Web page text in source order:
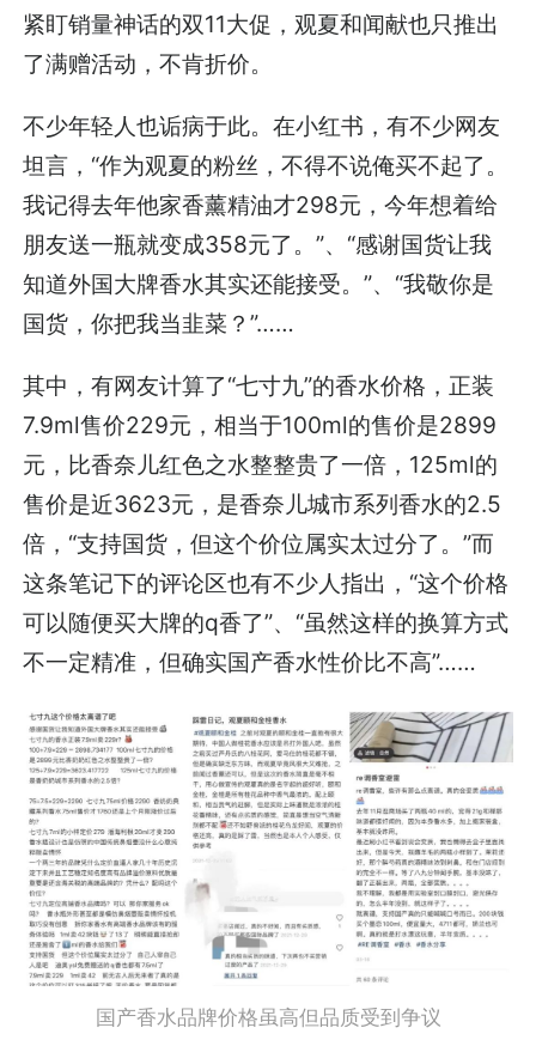
紧盯销量神话的双11大促，观夏和闻献也只推出
了满赠活动，不肯折价。
不少年轻人也诟病于此。在小红书，有不少网友
坦言，“作为观夏的粉丝，不得不说俺买不起了。
我记得去年他家香薰精油才298元，今年想着给
朋友送一瓶就变成358元了。”、“感谢国货让我
知道外国大牌香水其实还能接受。”、“我敬你是
国货，你把我当韭菜？”……
其中，有网友计算了“七寸九”的香水价格，正装
7.9ml售价229元，相当于100ml的售价是2899
元，比香奈儿红色之水整整贵了一倍，125ml的
售价是近3623元，是香奈儿城市系列香水的2.5
倍，“支持国货，但这个价位属实太过分了。”而
这条笔记下的评论区也有不少人指出，“这个价格
可以随便买大牌的q香了”、“虽然这样的换算方式
不一定精准，但确实国产香水性价比不高”……
国产香水品牌价格虽高但品质受到争议